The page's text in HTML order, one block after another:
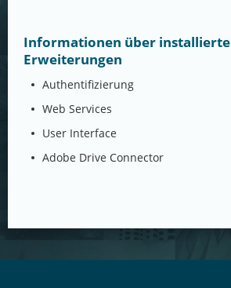
Informationen über installierte
Erweiterungen
Authentifizierung
Web Services
User Interface
Adobe Drive Connector